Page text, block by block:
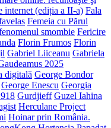
internet (ediția a II-a) Fala
Femeia cu Părul
smombie Fericire
Florin Frumos Florin
Gabriel Liiceanu Gabriela
2025
digitală George Bondor
George Enescu Georgia
Gurdjieff Guzel Iahina
Herculane Project
Hoinar prin România.